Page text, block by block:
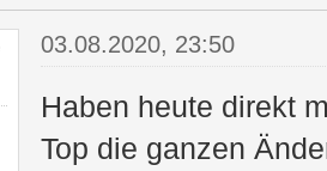
03.08.2020, 23:50
Haben heute direkt
Top die ganzen